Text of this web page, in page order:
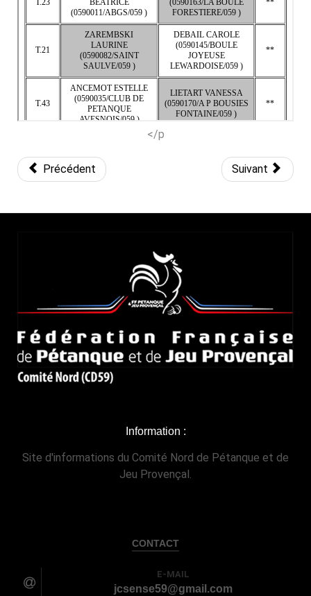
</p
Précédent Suivant
Information :
Site d'informations du Comité Nord de Pétanque et de
Jeu Provençal.
CONTACT
E-MAIL
jcsense59@gmail.com